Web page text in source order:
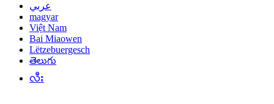
عربي
magyar
Việt Nam
Bai Miaowen
Lëtzebuergesch
తెలుగు
လီး